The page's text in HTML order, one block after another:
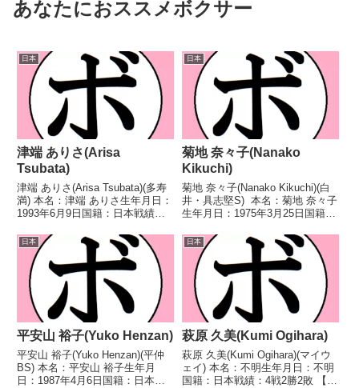
あなたにおススメボクサー
日本
津端 ありさ(Arisa
Tsubata)
津端 ありさ(Arisa Tsubata)(多寿
満) 本名：津端 ありさ生年月日：
1993年6月9日国籍：日本戦績：4
し 【戦歴】2024/12/11 ○4R判
定 3-0(40-36、40-36、40-3...
日本
菊地 奈々子(Nanako
Kikuchi)
菊地 奈々子(Nanako Kikuchi)(白
井・具志堅S) 本名：菊地 奈々子
生年月日：1975年3月25日国籍：
分 【獲得タイトル】(JBC公認
前)日本女子ミニマム級王座初代
OPBF東洋太平洋...
日本
平安山 裕子(Yuko Henzan)
平安山 裕子(Yuko Henzan)(平仲
BS) 本名：平安山 裕子生年月
日：1987年4月6日国籍：日本戦
日本
萩原 久美(Kumi Ogihara)
萩原 久美(Kumi Ogihara)(マイウ
ェイ) 本名：不明生年月日：不明
国籍：日本戦績：4戦2勝2敗 【獲